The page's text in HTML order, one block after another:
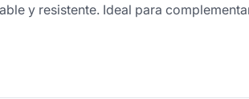
y resistente. Ideal para